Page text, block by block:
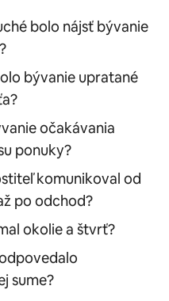
bolo nájsť bývanie
bývanie upratané
očakávania
ponuky?
komunikoval od
po odchod?
okolie a štvrť?
sume?